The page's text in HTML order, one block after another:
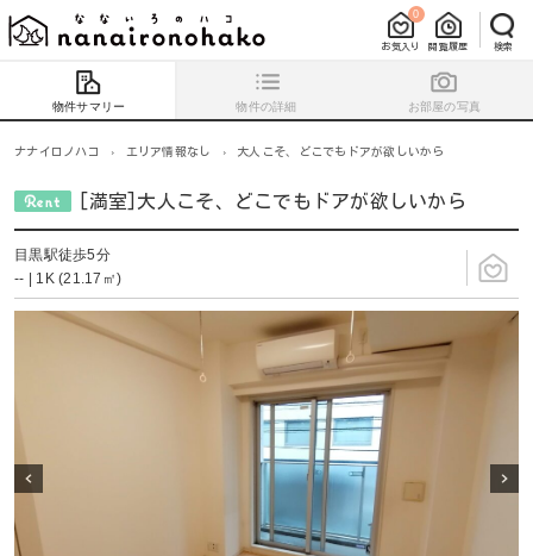
お気入り
0
閲覧履歴 検索
物件サマリー 物件の詳細 お部屋の写真
ナナイロノハコ › エリア情報なし › 大人こそ、どこでもドアが欲しいから
[満室]大人こそ、どこでもドアが欲しいから
目黒駅徒歩5分
-- | 1K (21.17㎡)